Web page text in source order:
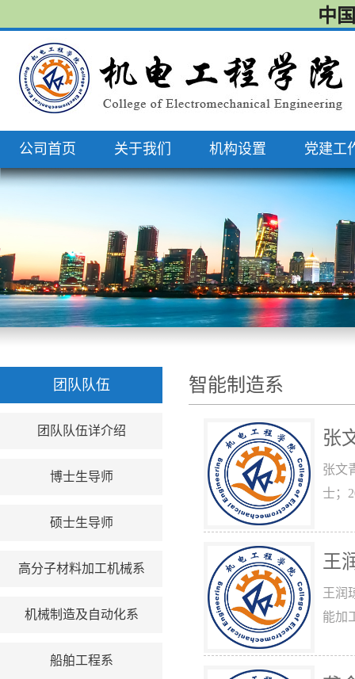
中
公司首页 关于我们 机构设置 党建工
团队队伍
团队队伍详介绍
博士生导师
硕士生导师
高分子材料加工机械系
机械制造及自动化系
船舶工程系
智能制造系
张
张文
士；
王
王润
能加